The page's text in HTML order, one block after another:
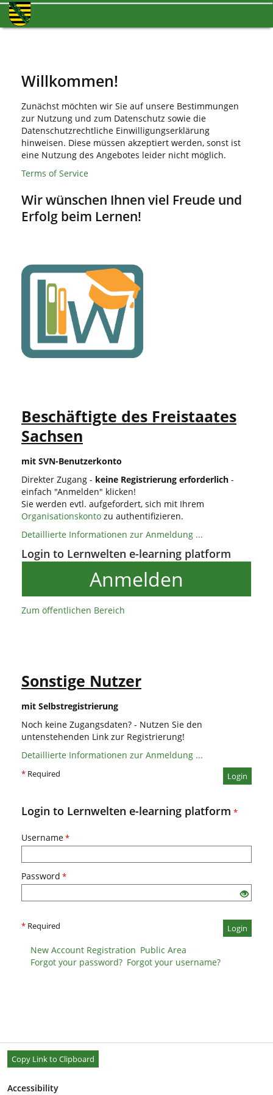
Willkommen!
Zunächst möchten wir Sie auf unsere Bestimmungen
zur Nutzung und zum Datenschutz sowie die
Datenschutzrechtliche Einwilligungserklärung
hinweisen. Diese müssen akzeptiert werden, sonst ist
eine Nutzung des Angebotes leider nicht möglich.
Terms of Service
Wir wünschen Ihnen viel Freude und
Erfolg beim Lernen!
Beschäftigte des Freistaates
Sachsen
mit SVN-Benutzerkonto
Direkter Zugang - keine Registrierung erforderlich -
einfach "Anmelden" klicken!
Sie werden evtl. aufgefordert, sich mit Ihrem
Organisationskonto zu authentifizieren.
Detaillierte Informationen zur Anmeldung ...
Login to Lernwelten e-learning platform
Anmelden
Zum öffentlichen Bereich
Sonstige Nutzer
mit Selbstregistrierung
Noch keine Zugangsdaten? - Nutzen Sie den
untenstehenden Link zur Registrierung!
Detaillierte Informationen zur Anmeldung ...
Login
* Required
Login to Lernwelten e-learning platform *
Username*
Password *
* Required Login
New Account Registration Public Area
Forgot your password? Forgot your username?
Copy Link to Clipboard
Accessibility